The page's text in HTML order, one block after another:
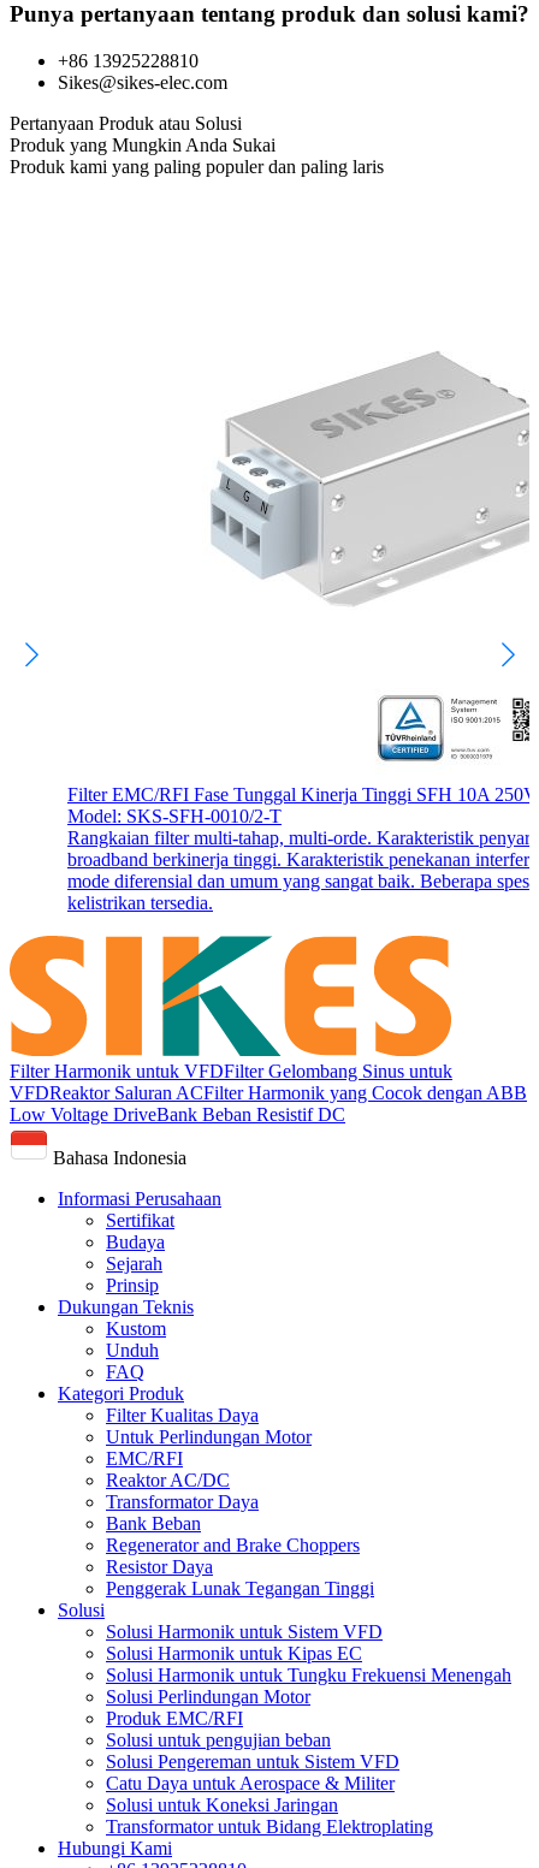
Punya pertanyaan tentang produk dan solusi kami?
+86 13925228810
Sikes@sikes-elec.com
Pertanyaan Produk atau Solusi
Produk yang Mungkin Anda Sukai
Produk kami yang paling populer dan paling laris
Filter EMC/RFI Fase Tunggal Kinerja Tinggi SFH 10A 250V
Model: SKS-SFH-0010/2-T
Rangkaian filter multi-tahap, multi-orde. Karakteristik
broadband berkinerja tinggi. Karakteristik penekanan
mode diferensial dan umum yang sangat baik. Beberapa
kelistrikan tersedia.
Filter Harmonik untuk VFDFilter Gelombang Sinus untuk
VFDReaktor Saluran ACFilter Harmonik yang Cocok dengan ABB
Low Voltage DriveBank Beban Resistif DC
Bahasa Indonesia
Informasi Perusahaan
Sertifikat
Budaya
Sejarah
Prinsip
Dukungan Teknis
Kustom
Unduh
FAQ
Kategori Produk
Filter Kualitas Daya
Untuk Perlindungan Motor
EMC/RFI
Reaktor AC/DC
Transformator Daya
Bank Beban
Regenerator and Brake Choppers
Resistor Daya
Penggerak Lunak Tegangan Tinggi
Solusi
Solusi Harmonik untuk Sistem VFD
Solusi Harmonik untuk Kipas EC
Solusi Harmonik untuk Tungku Frekuensi Menengah
Solusi Perlindungan Motor
Produk EMC/RFI
Solusi untuk pengujian beban
Solusi Pengereman untuk Sistem VFD
Catu Daya untuk Aerospace & Militer
Solusi untuk Koneksi Jaringan
Transformator untuk Bidang Elektroplating
Hubungi Kami